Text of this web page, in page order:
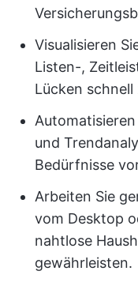
Visualisieren
Listen-,
Lücken
und
Bedürfnisse
Arbeiten Sie
vom Desktop
nahtlose
gewährleisten.